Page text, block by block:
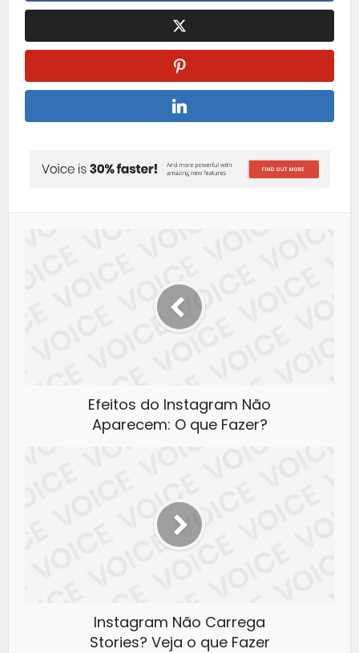
Efeitos do Instagram Não
Aparecem: O que Fazer?
Instagram Não Carrega
Stories? Veja o que Fazer